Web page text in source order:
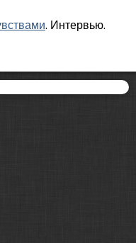
. Интервью.